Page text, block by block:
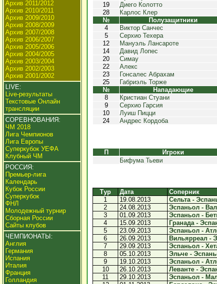
Архив 2011/2012
Архив 2010/2011
Архив 2009/2010
Архив 2008/2009
Архив 2007/2008
Архив 2006/2007
Архив 2005/2006
Архив 2004/2005
Архив 2003/2004
Архив 2002/2003
Архив 2001/2002
LIVE:
Live-результаты
Текстовые Онлайн
трансляции
СОРЕВНОВАНИЯ:
ЧМ 2018
Лига Чемпионов
Лига Европы
Суперкубок УЕФА
Клубный ЧМ
РОССИЯ:
Премьер-лига
Календарь
Кубок России
Суперкубок
ФНЛ
Молодежный турнир
Сборная России
Сайты клубов
ЧЕМПИОНАТЫ:
Англия
Германия
Испания
Италия
Франция
Голландия
19
Диего Колотто
28
Карлос Клер
№
Полузащитники
4
Виктор Санчес
5
Серхио Техера
12
Мануэль Лансароте
14
Давид Лопес
20
Симау
22
Алекс
23
Гонсалес Абрахам
25
Габриэль Торже
№
Нападающие
8
Кристиан Стуани
9
Серхио Гарсия
10
Луиш Пицци
24
Андрес Кордоба
П
Игроки
Бифума Тьеви
Тур Дата
Соперник
1
19.08.2013
Сельта -
2
24.08.2013
Эспаньол -
3
01.09.2013
Эспаньол -
4
15.09.2013
Гранада -
5
23.09.2013
Эспаньол -
6
26.09.2013
Вильярреал -
7
29.09.2013
Эспаньол -
8
05.10.2013
Эльче -
9
19.10.2013
Эспаньол -
10
26.10.2013
Леванте -
11
29.10.2013
Эспаньол -